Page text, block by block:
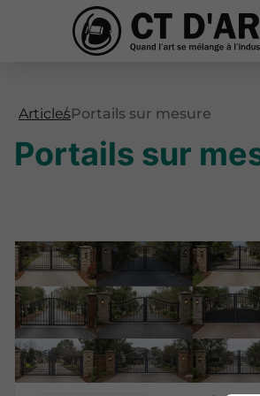
ArticlesPortails sur mesure
Portails sur